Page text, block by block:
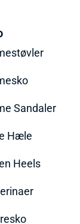
Sandaler
Hæle
Heels